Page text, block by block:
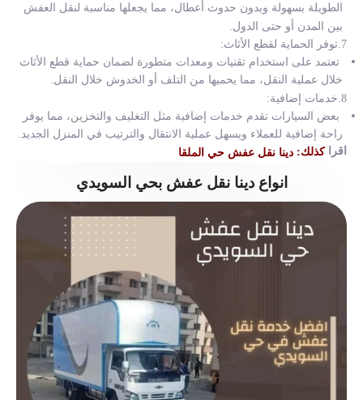
الطويلة بسهولة وبدون حدوث أعطال، مما يجعلها مناسبة لنقل العفش
بين المدن أو حتى الدول.
7.توفر الحماية لقطع الأثاث:
تعتمد على استخدام تقنيات ومعدات متطورة لضمان حماية قطع الأثاث
خلال عملية النقل، مما يحميها من التلف أو الخدوش خلال النقل.
8.خدمات إضافية:
بعض السيارات تقدم خدمات إضافية مثل التغليف والتخزين، مما يوفر
راحة إضافية للعملاء ويسهل عملية الانتقال والترتيب في المنزل الجديد.
اقراكذلك: دينا نقل عفش حي الملقا
انواع دينا نقل عفش بحي السويدي